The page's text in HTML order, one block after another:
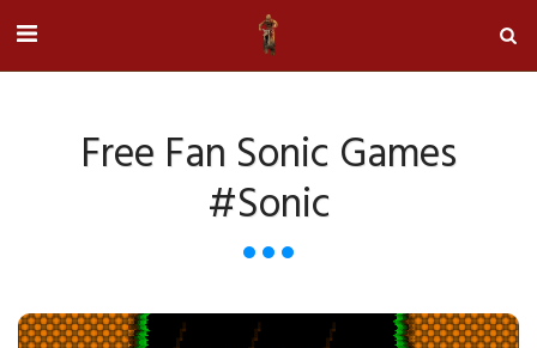
Free Fan Sonic Games
#Sonic